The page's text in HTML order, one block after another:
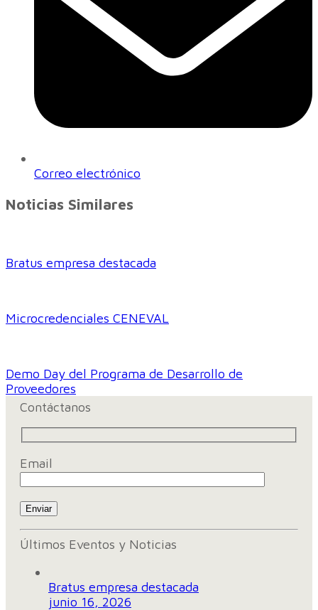
Correo electrónico
Noticias Similares
Bratus empresa destacada
Microcredenciales CENEVAL
Demo Day del Programa de Desarrollo de
Proveedores
Contáctanos
Email
Últimos Eventos y Noticias
Bratus empresa destacada
junio 16, 2026